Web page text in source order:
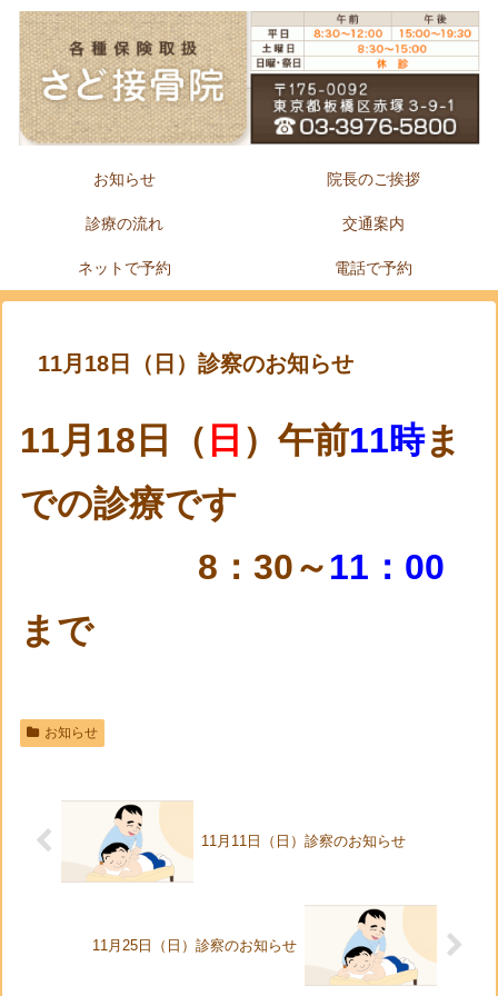
お知らせ 院長のご挨拶
診療の流れ 交通案内
ネットで予約 電話で予約
11月18日（日）診察のお知らせ
11月18日（ 日 ）午前11時ま
での診療です
8：30～11：00
まで
お知らせ
11月11日（日）診察のお知らせ
11月25日（日）診察のお知らせ